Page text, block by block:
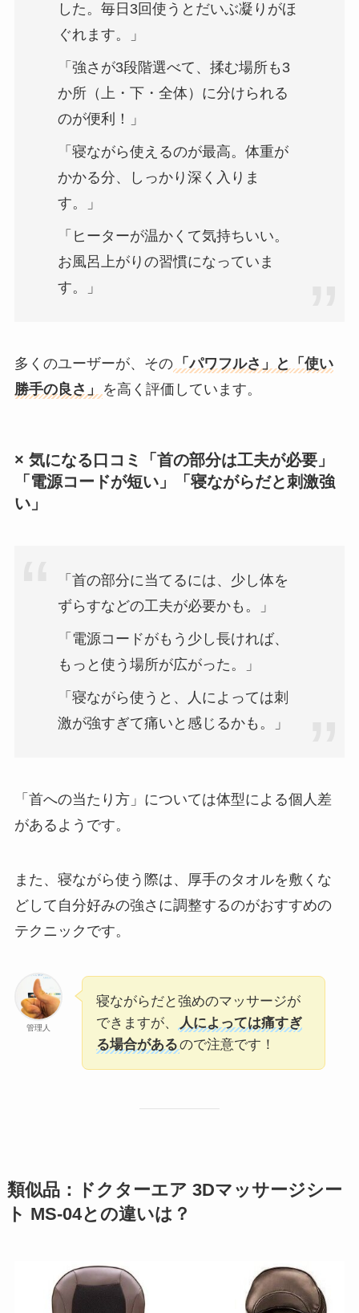
した。毎日3回使うとだいぶ凝りがほ
ぐれます。」
「強さが3段階選べて、揉む場所も3
か所（上・下・全体）に分けられる
のが便利！」
「寝ながら使えるのが最高。体重が
かかる分、しっかり深く入りま
す。」
「ヒーターが温かくて気持ちいい。
お風呂上がりの習慣になっていま
す。」
多くのユーザーが、その 「パワフルさ」と「使い
勝手の良さ」
を高く評価しています。
× 気になる口コミ「首の部分は工夫が必要」
「電源コードが短い」「寝ながらだと刺激強
い」
「首の部分に当てるには、少し体を
ずらすなどの工夫が必要かも。」
「電源コードがもう少し長ければ、
もっと使う場所が広がった。」
「寝ながら使うと、人によっては刺
激が強すぎて痛いと感じるかも。」
「首への当たり方」については体型による個人差
があるようです。
また、寝ながら使う際は、厚手のタオルを敷くな
どして自分好みの強さに調整するのがおすすめの
テクニックです。
管理人
寝ながらだと強めのマッサージが
できますが、
人によっては痛すぎ
る場合があるので注意です！
類似品：ドクターエア 3Dマッサージシー
ト MS-04との違いは？